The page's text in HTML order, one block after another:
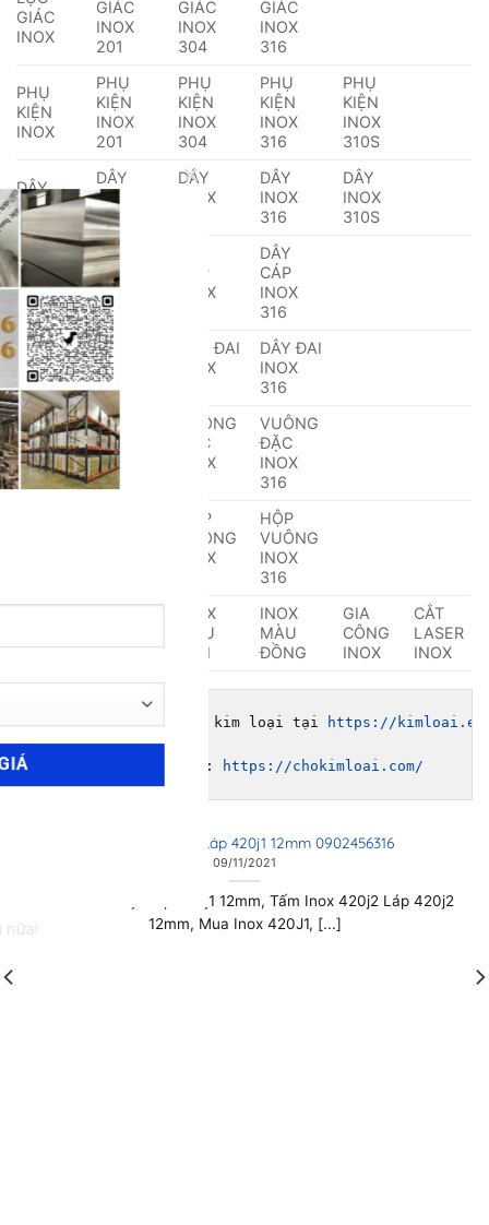
GIÁC
INOX
GIÁC
INOX
201
GIÁC
INOX
304
GIÁC
INOX
316
PHỤ
KIỆN
INOX
PHỤ
KIỆN
INOX
201
PHỤ
KIỆN
INOX
304
PHỤ
KIỆN
INOX
316
PHỤ
KIỆN
INOX
310S
DÂY
INOX
DÂY
INOX
201
DÂY
INOX
DÂY
INOX
316
DÂY
INOX
310S
DÂY
CÁP
INOX
DÂY
CÁP
INOX
201
CÁP
INOX
DÂY
CÁP
INOX
316
DÂY ĐAI
INOX
DÂY ĐAI
INOX
201
DÂY ĐAI
INOX
DÂY ĐAI
INOX
316
VUÔNG
ĐẶC
INOX
VUÔNG
ĐẶC
INOX
201
VUÔNG
ĐẶC
INOX
VUÔNG
ĐẶC
INOX
316
HỘP
VUÔNG
INOX
HỘP
VUÔNG
INOX
316
VÀNG
INOX
MÀU
ĐEN
INOX
MÀU
ĐỒNG
GIA
CÔNG
INOX
CẮT
LASER
INOX
Tham khảo Kiến thức kim loại tại https://
Đặt hàng online tại: https://chokimloai.com/